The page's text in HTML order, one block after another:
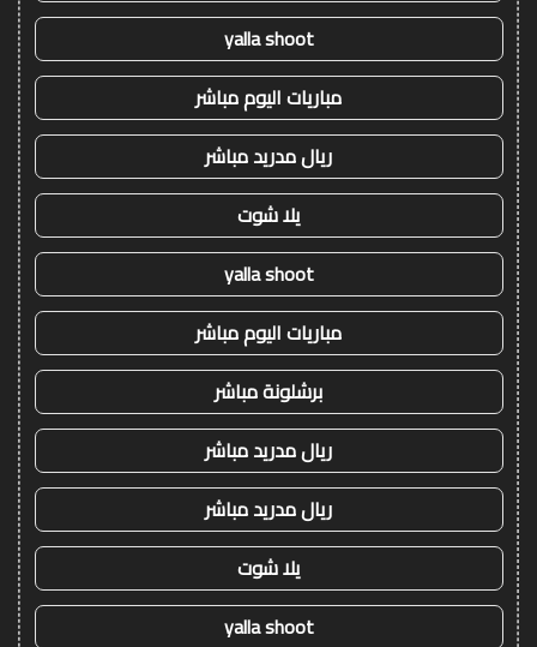
yalla shoot
مباريات اليوم مباشر
ريال مدريد مباشر
يلا شوت
yalla shoot
مباريات اليوم مباشر
برشلونة مباشر
ريال مدريد مباشر
ريال مدريد مباشر
يلا شوت
yalla shoot